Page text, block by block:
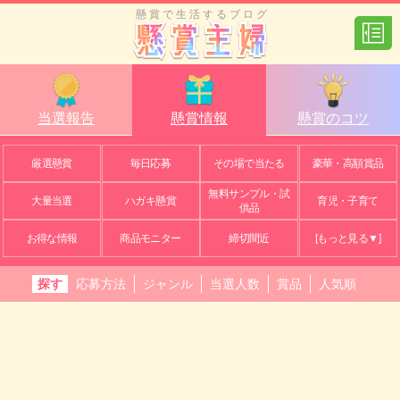
懸賞で生活するブログ
当選報告 懸賞情報 懸賞のコツ
厳選懸賞 毎日応募 その場で当たる 豪華・高額賞品
大量当選 ハガキ懸賞
無料サンプル・試
供品
育児・子育て
お得な情報 商品モニター 締切間近 [もっと見る▼]
探す 応募方法 ジャンル 当選人数 賞品 人気順